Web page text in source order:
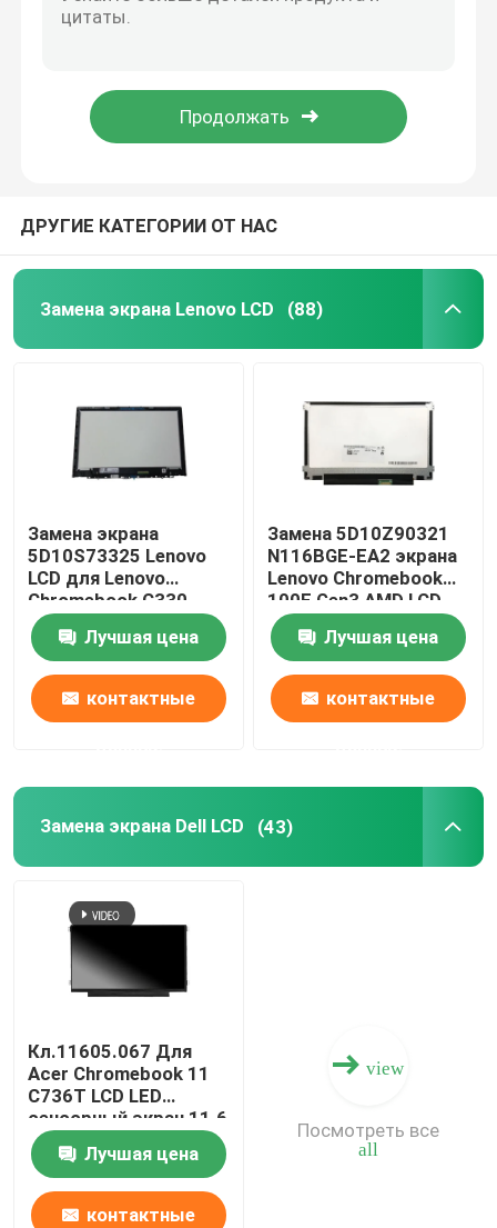
Замена экрана LCD Acer
Замена Майкрософта поверхностная LCD
Замена экрана LCD ноутбука Samsung
Экран СИД ноутбука
Экран AIO LCD
Обломок интегральной схемаы
Крышка Palmrest ноутбука
Замена клавиатуры ноутбука
Замена батареи ноутбука
Запасные части ноутбука
ДРУГИЕ КАТЕГОРИИ ОТ НАС
Замена экрана Lenovo LCD (88)
Замена экрана
5D10S73325 Lenovo
LCD для Lenovo
Chromebook C330
B116XAB01
Лучшая цена
контактные
Замена 5D10Z90321
N116BGE-EA2 экрана
Lenovo Chromebook
100E Gen3 AMD LCD
Лучшая цена
контактные
Замена экрана Dell LCD (43)
Кл.11605.067 Для
Acer Chromebook 11
C736T LCD LED
сенсорный экран 11.6
" HD IPS B116XAK01.0
B116XAK01.2
Лучшая цена
контактные
view
all
Посмотреть все